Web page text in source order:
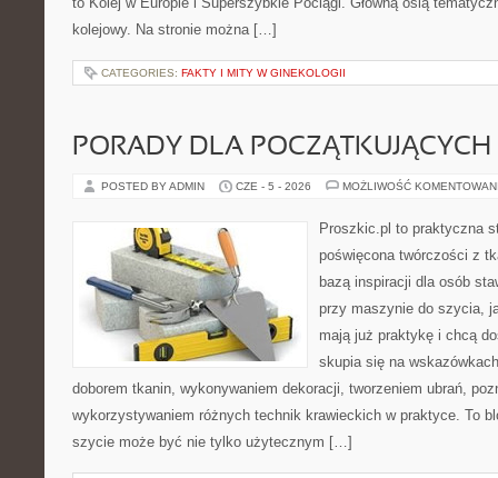
kolejowy. Na stronie można […]
CATEGORIES: FAKTY I MITY W GINEKOLOGII
PORADY DLA
POSTED BY ADMIN CZE - 5 - 2026 MOŻLIWOŚĆ
Proszkic.pl to praktyczna
poświęcona twórczości z
bazą inspiracji dla osób
przy maszynie do szycia,
mają już praktykę i chcą
skupia się na
doborem tkanin, wykonywaniem dekoracji, tworzeniem ubrań,
wykorzystywaniem różnych technik krawieckich w praktyce. To
szycie może być nie tylko użytecznym […]